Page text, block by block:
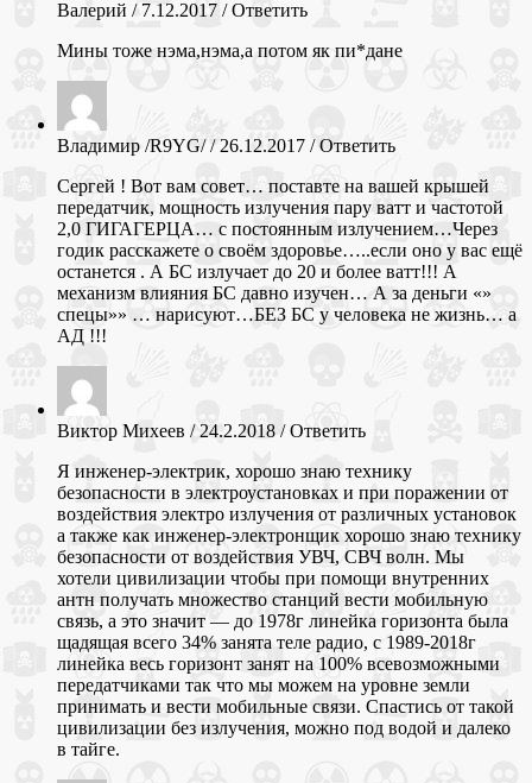
Валерий / 7.12.2017 /Ответить
Мины тоже нэма,нэма,а потом як пи*дане
Владимир /R9YG// 26.12.2017 /Ответить
Сергей ! Вот вам совет… поставте на вашей крышей
передатчик, мощность излучения пару ватт и частотой
2,0 ГИГАГЕРЦА… с постоянным излучением…Через
годик расскажете о своём здоровье…..если оно у вас ещё
останется . А БС излучает до 20 и более ватт!!! А
механизм влияния БС давно изучен… А за деньги «»
спецы»» … нарисуют…БЕЗ БС у человека не жизнь… а
АД !!!
Виктор Михеев /24.2.2018 /Ответить
Я инженер-электрик, хорошо знаю технику
безопасности в электроустановках и при поражении от
воздействия электро излучения от различных установок
а также как инженер-электронщик хорошо знаю технику
безопасности от воздействия УВЧ, СВЧ волн. Мы
хотели цивилизации чтобы при помощи внутренних
антн получать множество станций вести мобильную
связь, а это значит — до 1978г линейка горизонта была
щадящая всего 34% занята теле радио, с 1989-2018г
линейка весь горизонт занят на 100% всевозможными
передатчиками так что мы можем на уровне земли
принимать и вести мобильные связи. Спастись от такой
цивилизации без излучения, можно под водой и далеко
в тайге.